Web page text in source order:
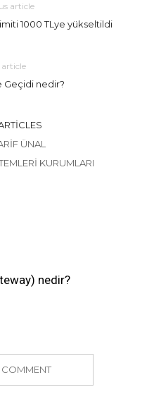
article
1000 TLye yükseltildi
article
Geçidi nedir?
ÜNAL
KURUMLARI
nedir?